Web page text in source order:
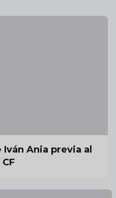
Ania previa al